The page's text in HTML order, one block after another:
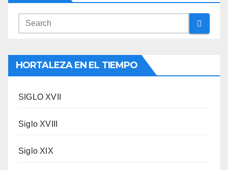
HORTALEZA EN EL TIEMPO
SIGLO XVII
Siglo XVIII
Siglo XIX